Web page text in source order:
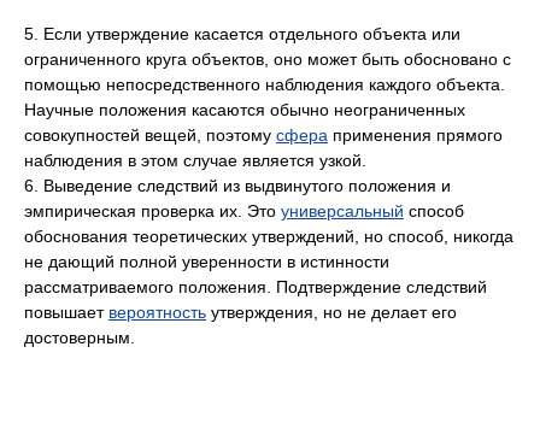
5. Если утверждение касается отдельного объекта или
ограниченного круга объектов, оно может быть обосновано с
помощью непосредственного наблюдения каждого объекта.
Научные положения касаются обычно неограниченных
совокупностей вещей, поэтому сфера применения прямого
наблюдения в этом случае является узкой.
6. Выведение следствий из выдвинутого положения и
эмпирическая проверка их. Это универсальный способ
обоснования теоретических утверждений, но способ, никогда
не дающий полной уверенности в истинности
рассматриваемого положения. Подтверждение следствий
повышает вероятность утверждения, но не делает его
достоверным.